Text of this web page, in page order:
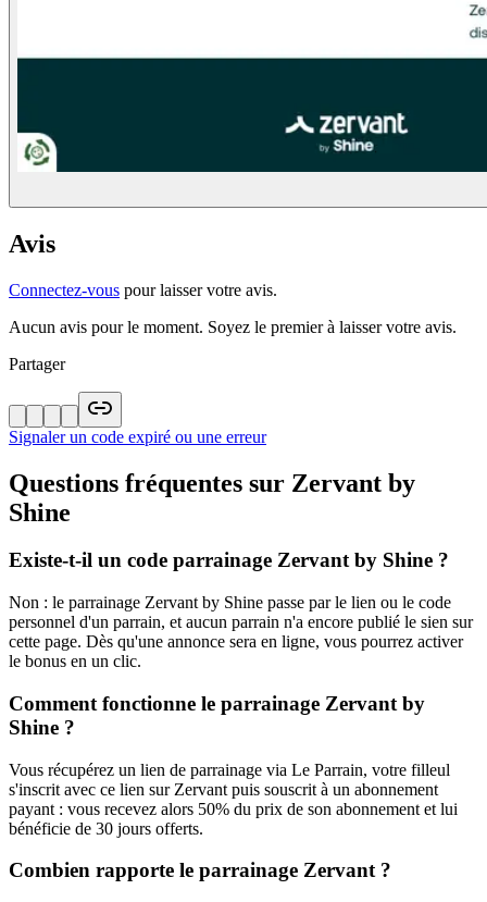
Avis
Connectez-vous pour laisser votre avis.
Aucun avis pour le moment. Soyez le premier à laisser votre avis.
Partager
Signaler un code expiré ou une erreur
Questions fréquentes sur Zervant by
Shine
Existe-t-il un code parrainage Zervant by Shine ?
Non : le parrainage Zervant by Shine passe par le lien ou le code
personnel d'un parrain, et aucun parrain n'a encore publié le sien sur
cette page. Dès qu'une annonce sera en ligne, vous pourrez activer
le bonus en un clic.
Comment fonctionne le parrainage Zervant by
Shine ?
Vous récupérez un lien de parrainage via Le Parrain, votre filleul
s'inscrit avec ce lien sur Zervant puis souscrit à un abonnement
payant : vous recevez alors 50% du prix de son abonnement et lui
bénéficie de 30 jours offerts.
Combien rapporte le parrainage Zervant ?